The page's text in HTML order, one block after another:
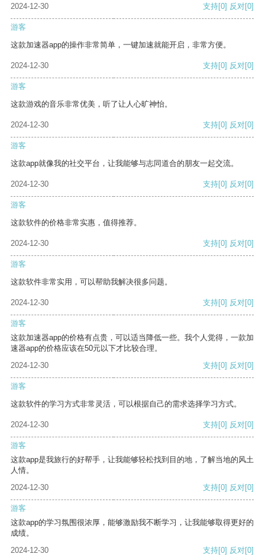
2024-12-30 支持[0] 反对[0]
游客
这款加速器app的操作非常简单，一键加速就能开启，非常方便。
2024-12-30 支持[0] 反对[0]
游客
这款游戏的音乐非常优美，听了让人心旷神怡。
2024-12-30 支持[0] 反对[0]
游客
这款app就像我的社交平台，让我能够与志同道合的朋友一起交流。
2024-12-30 支持[0] 反对[0]
游客
这款软件的价格非常实惠，值得推荐。
2024-12-30 支持[0] 反对[0]
游客
这款软件非常实用，可以帮助我解决很多问题。
2024-12-30 支持[0] 反对[0]
游客
这款加速器app的价格有点贵，可以适当降低一些。我个人觉得，一款加
速器app的价格应该在50元以下才比较合理。
2024-12-30
支持[0] 反对[0]
游客
这款软件的学习方式非常灵活，可以根据自己的需求选择学习方式。
2024-12-30 支持[0] 反对[0]
游客
这款app是我旅行的好帮手，让我能够轻松找到目的地，了解当地的风土
人情。
2024-12-30
支持[0] 反对[0]
游客
这款app的学习氛围很浓厚，能够激励我不断学习，让我能够取得更好的
成绩。
2024-12-30
支持[0] 反对[0]